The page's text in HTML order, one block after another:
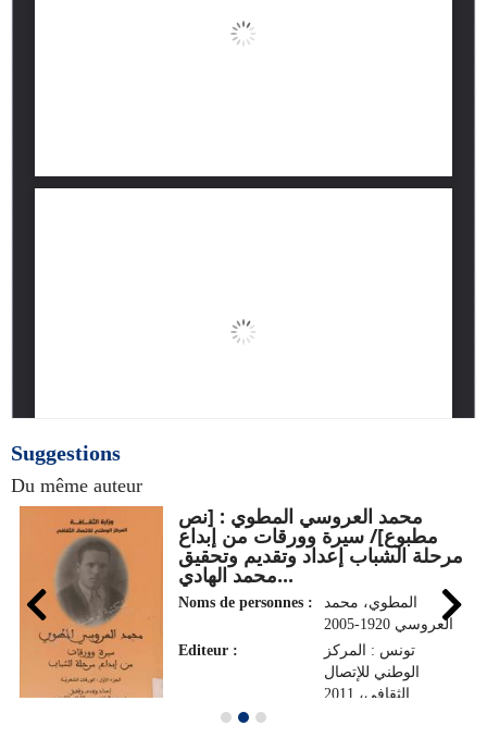
Suggestions
Du même auteur
محمد العروسي المطوي : [نص
مطبوع]/ سيرة وورقات من إبداع
مرحلة الشباب إعداد وتقديم وتحقيق
محمد الهادي...
Noms de personnes :
المطوي، محمد
العروسي 1920-2005
Editeur :
تونس : المركز
الوطني للإتصال
الثقافي‏، ‏2011